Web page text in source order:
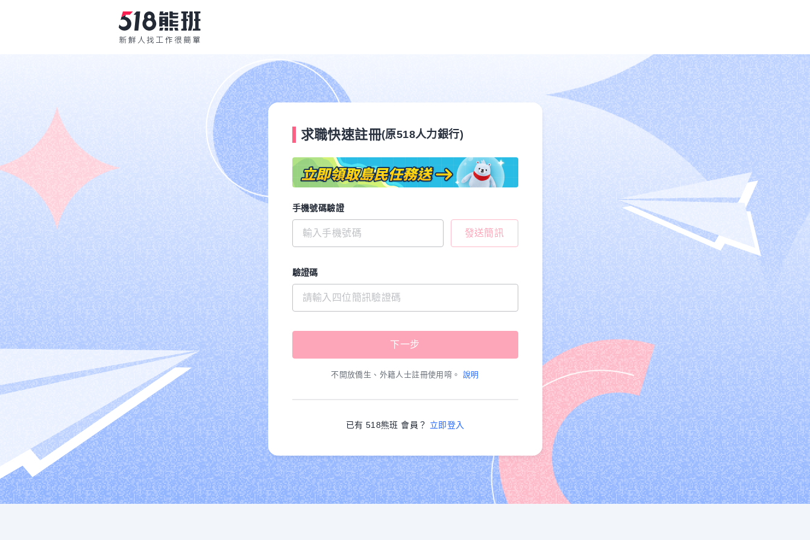
求職快速註冊(原518人力銀行)
手機號碼驗證
發送簡訊
驗證碼
不開放僑生、外籍人士註冊使用唷。 說明
已有 518熊班 會員？ 立即登入